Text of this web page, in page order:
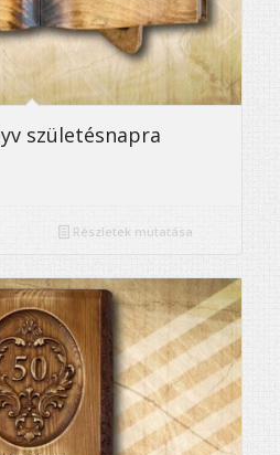
születésnapra
Részletek mutatása